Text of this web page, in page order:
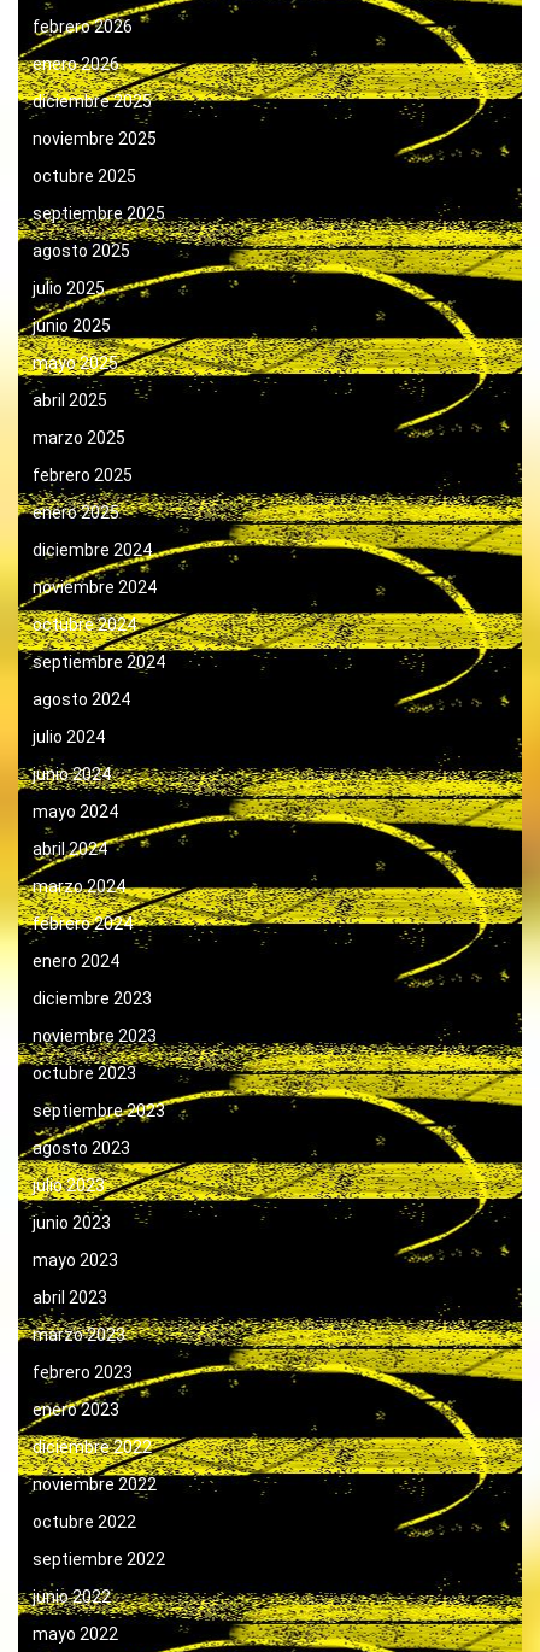
febrero 2026
enero 2026
diciembre 2025
noviembre 2025
octubre 2025
septiembre 2025
agosto 2025
julio 2025
junio 2025
mayo 2025
abril 2025
marzo 2025
febrero 2025
enero 2025
diciembre 2024
noviembre 2024
octubre 2024
septiembre 2024
agosto 2024
julio 2024
junio 2024
mayo 2024
abril 2024
marzo 2024
febrero 2024
enero 2024
diciembre 2023
noviembre 2023
octubre 2023
septiembre 2023
agosto 2023
julio 2023
junio 2023
mayo 2023
abril 2023
marzo 2023
febrero 2023
enero 2023
diciembre 2022
noviembre 2022
octubre 2022
septiembre 2022
junio 2022
mayo 2022